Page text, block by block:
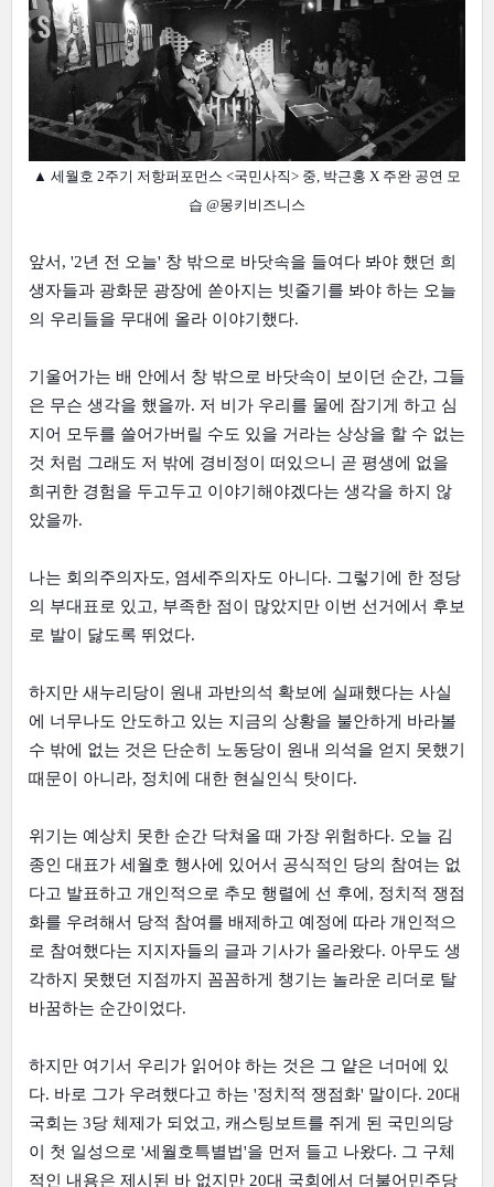
▲ 세월호 2주기 저항퍼포먼스 <국민사직> 중, 박근홍 X 주완 공연 모
습 @몽키비즈니스
앞서, '2년 전 오늘' 창 밖으로 바닷속을 들여다 봐야 했던 희
생자들과 광화문 광장에 쏟아지는 빗줄기를 봐야 하는 오늘
의 우리들을 무대에 올라 이야기했다.
기울어가는 배 안에서 창 밖으로 바닷속이 보이던 순간, 그들
은 무슨 생각을 했을까. 저 비가 우리를 물에 잠기게 하고 심
지어 모두를 쓸어가버릴 수도 있을 거라는 상상을 할 수 없는
것 처럼 그래도 저 밖에 경비정이 떠있으니 곧 평생에 없을
희귀한 경험을 두고두고 이야기해야겠다는 생각을 하지 않
았을까.
나는 회의주의자도, 염세주의자도 아니다. 그렇기에 한 정당
의 부대표로 있고, 부족한 점이 많았지만 이번 선거에서 후보
로 발이 닳도록 뛰었다.
하지만 새누리당이 원내 과반의석 확보에 실패했다는 사실
에 너무나도 안도하고 있는 지금의 상황을 불안하게 바라볼
수 밖에 없는 것은 단순히 노동당이 원내 의석을 얻지 못했기
때문이 아니라, 정치에 대한 현실인식 탓이다.
위기는 예상치 못한 순간 닥쳐올 때 가장 위험하다. 오늘 김
종인 대표가 세월호 행사에 있어서 공식적인 당의 참여는 없
다고 발표하고 개인적으로 추모 행렬에 선 후에, 정치적 쟁점
화를 우려해서 당적 참여를 배제하고 예정에 따라 개인적으
로 참여했다는 지지자들의 글과 기사가 올라왔다. 아무도 생
각하지 못했던 지점까지 꼼꼼하게 챙기는 놀라운 리더로 탈
바꿈하는 순간이었다.
하지만 여기서 우리가 읽어야 하는 것은 그 얕은 너머에 있
다. 바로 그가 우려했다고 하는 '정치적 쟁점화' 말이다. 20대
국회는 3당 체제가 되었고, 캐스팅보트를 쥐게 된 국민의당
이 첫 일성으로 '세월호특별법'을 먼저 들고 나왔다. 그 구체
적인 내용은 제시된 바 없지만 20대 국회에서 더불어민주당